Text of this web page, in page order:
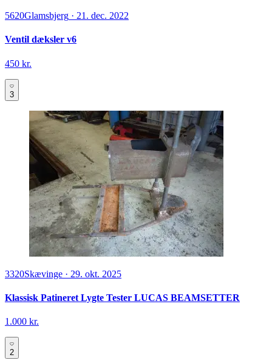
5620Glamsbjerg · 21. dec. 2022
Ventil dæksler v6
450 kr.
3
3320Skævinge · 29. okt. 2025
Klassisk Patineret Lygte Tester LUCAS BEAMSETTER
1.000 kr.
2